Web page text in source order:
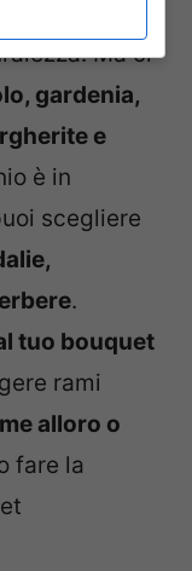
della
Ma ci
gardenia,
e
è in
scegliere
.
tuo bouquet
rami
alloro o
fare la